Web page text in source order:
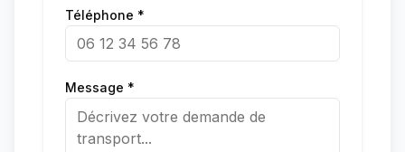
Téléphone *
Message *